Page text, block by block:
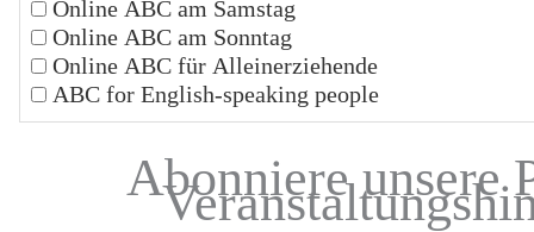
Online ABC am Samstag
Online ABC am Sonntag
Online ABC für Alleinerziehende
ABC for English-speaking people
Abonniere unsere